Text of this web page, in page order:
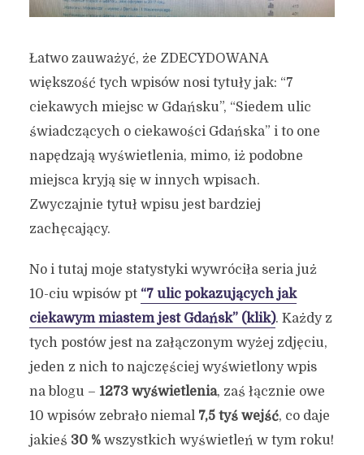
Łatwo zauważyć, że ZDECYDOWANA
większość tych wpisów nosi tytuły jak: “7
ciekawych miejsc w Gdańsku”, “Siedem ulic
świadczących o ciekawości Gdańska” i to one
napędzają wyświetlenia, mimo, iż podobne
miejsca kryją się w innych wpisach.
Zwyczajnie tytuł wpisu jest bardziej
zachęcający.
No i tutaj moje statystyki wywróciła seria już
10-ciu wpisów pt “7 ulic pokazujących jak
ciekawym miastem jest Gdańsk” (klik). Każdy z
tych postów jest na załączonym wyżej zdjęciu,
jeden z nich to najczęściej wyświetlony wpis
na blogu – 1273 wyświetlenia, zaś łącznie owe
10 wpisów zebrało niemal 7,5 tyś wejść, co daje
jakieś 30 %wszystkich wyświetleń w tym roku!